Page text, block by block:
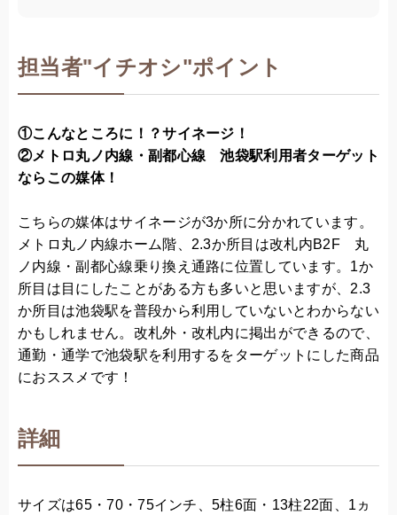
担当者"イチオシ"ポイント
①こんなところに！？サイネージ！
②メトロ丸ノ内線・副都心線 池袋駅利用者ターゲット
ならこの媒体！
こちらの媒体はサイネージが3か所に分かれています。
メトロ丸ノ内線ホーム階、2.3か所目は改札内B2F 丸
ノ内線・副都心線乗り換え通路に位置しています。1か
所目は目にしたことがある方も多いと思いますが、2.3
か所目は池袋駅を普段から利用していないとわからない
かもしれません。改札外・改札内に掲出ができるので、
通勤・通学で池袋駅を利用するをターゲットにした商品
におススメです！
詳細
サイズは65・70・75インチ、5柱6面・13柱22面、1ヵ